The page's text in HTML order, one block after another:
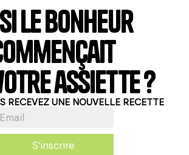
le bonheur
assiette ?
RECEVEZ UNE NOUVELLE RECETTE
S'inscrire